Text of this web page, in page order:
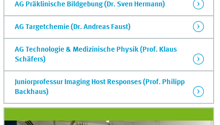
AG Präklinische Bildgebung (Dr. Sven Hermann)
AG Targetchemie (Dr. Andreas Faust)
AG Technologie & Medizinische Physik (Prof. Klaus
Schäfers)
Juniorprofessur Imaging Host Responses (Prof. Philipp
Backhaus)